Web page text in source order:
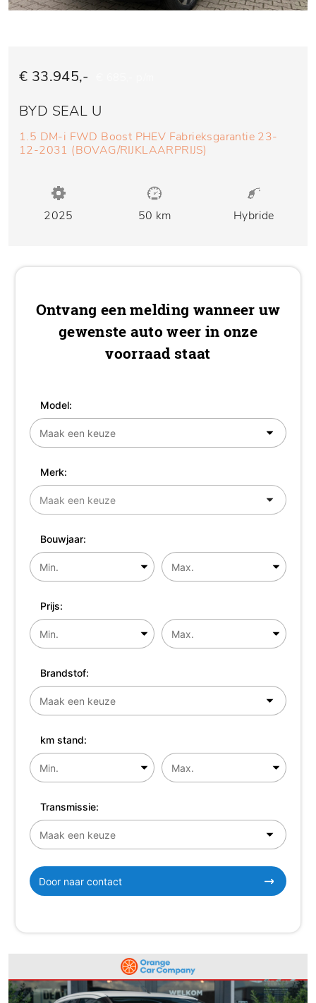
€ 33.945,-
BYD SEAL U
1.5 DM-i FWD Boost PHEV Fabrieksgarantie 23-
12-2031 (BOVAG/RIJKLAARPRIJS)
2025 50 km Hybride
Ontvang een melding wanneer uw
gewenste auto weer in onze
voorraad staat
Model:
Merk:
Bouwjaar:
Prijs:
Brandstof:
km stand:
Transmissie:
Door naar contact